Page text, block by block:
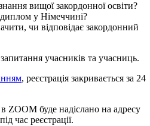
вищої закордонної освіти?
у Німеччині?
чи відповідає закордонний
учасників та учасниць.
, реєстрація закривається за 24
ZOOM буде надіслано на адресу
час реєстрації.